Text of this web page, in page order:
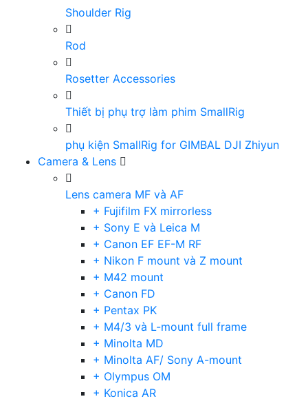
Shoulder Rig
Rod
Rosetter Accessories
Thiết bị phụ trợ làm phim SmallRig
phụ kiện SmallRig for GIMBAL DJI Zhiyun
Camera & Lens
Lens camera MF và AF
+ Fujifilm FX mirrorless
+ Sony E và Leica M
+ Canon EF EF-M RF
+ Nikon F mount và Z mount
+ M42 mount
+ Canon FD
+ Pentax PK
+ M4/3 và L-mount full frame
+ Minolta MD
+ Minolta AF/ Sony A-mount
+ Olympus OM
+ Konica AR